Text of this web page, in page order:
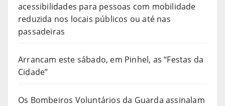
acessibilidades para pessoas com mobilidade
reduzida nos locais públicos ou até nas
passadeiras
Arrancam este sábado, em Pinhel, as “Festas da
Cidade”
Os Bombeiros Voluntários da Guarda assinalam